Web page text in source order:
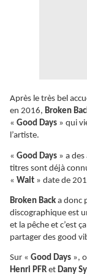
Après le très bel
en 2016, Broken
« Good Days » qui
l’artiste.
« Good Days » a
titres sont déjà
« Wait » date de
Broken Back a donc
discographique est
et la pêche et c’est
partager des good
Sur « Good Days »,
Henri PFR et Dany